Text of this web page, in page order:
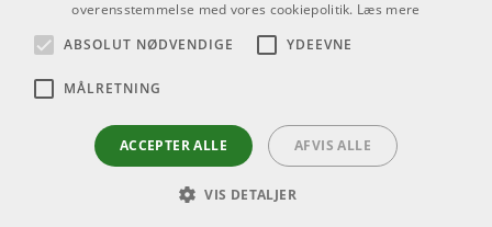
Agenturer
Log ind
salg foregår gennem vores
forhandlere.
overensstemmelse med vores cookiepolitik. Læs mere
ABSOLUT NØDVENDIGE
YDEEVNE
MÅLRETNING
ACCEPTER ALLE AFVIS ALLE
VIS DETALJER